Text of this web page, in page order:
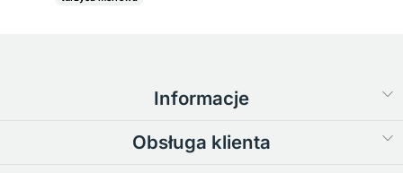
Informacje
Obsługa klienta